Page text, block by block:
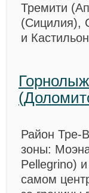
Тремити
(Сицилия),
и
Район Тре-
зоны:
Pellegrino)
самом